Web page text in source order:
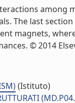
The last
magnets,
© 2014
(Istituto)